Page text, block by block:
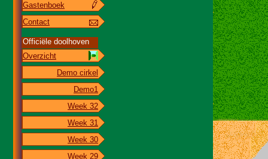
Gastenboek
Contact
Officiële doolhoven
Overzicht
Demo cirkel
Demo1
Week 32
Week 31
Week 30
Week 29